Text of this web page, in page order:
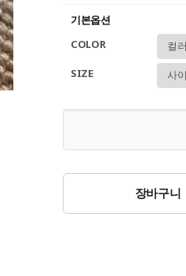
기본옵션
COLOR
SIZE
장바구니